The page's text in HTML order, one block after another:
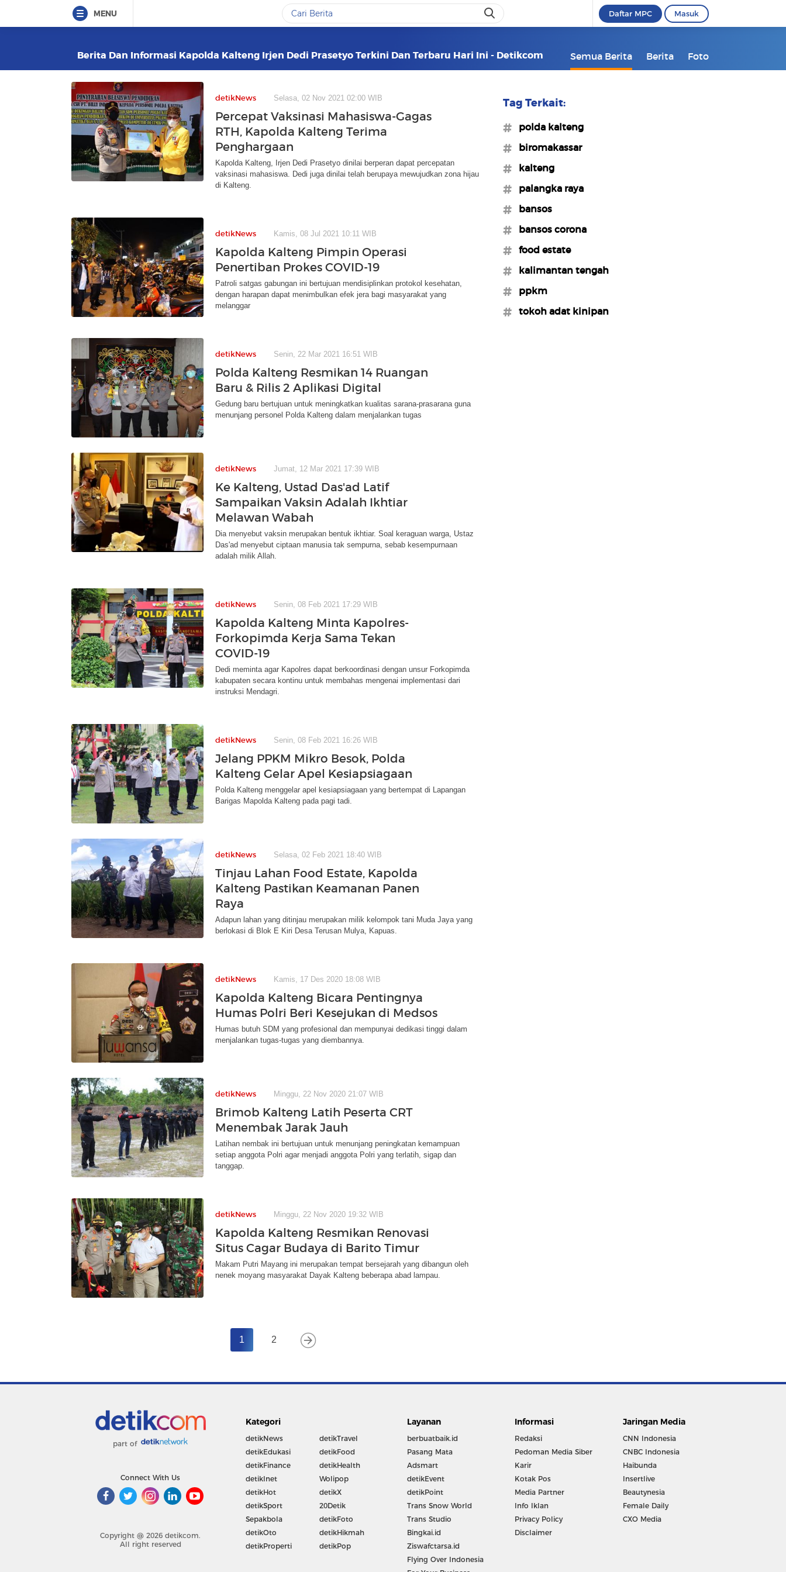
MENU Daftar MPC Masuk
Berita Dan Informasi Kapolda Kalteng Irjen Dedi Prasetyo Terkini Dan Terbaru Hari Ini - Detikcom Semua Berita Berita Foto
detikNews Selasa, 02 Nov 2021 02:00 WIB
Percepat Vaksinasi Mahasiswa-Gagas
RTH, Kapolda Kalteng Terima
Penghargaan
Kapolda Kalteng, Irjen Dedi Prasetyo dinilai berperan dapat percepatan
vaksinasi mahasiswa. Dedi juga dinilai telah berupaya mewujudkan zona hijau
di Kalteng.
detikNews Kamis, 08 Jul 2021 10:11 WIB
Kapolda Kalteng Pimpin Operasi
Penertiban Prokes COVID-19
Patroli satgas gabungan ini bertujuan mendisiplinkan protokol kesehatan,
dengan harapan dapat menimbulkan efek jera bagi masyarakat yang
melanggar
detikNews Senin, 22 Mar 2021 16:51 WIB
Polda Kalteng Resmikan 14 Ruangan
Baru & Rilis 2 Aplikasi Digital
Gedung baru bertujuan untuk meningkatkan kualitas sarana-prasarana guna
menunjang personel Polda Kalteng dalam menjalankan tugas
detikNews Jumat, 12 Mar 2021 17:39 WIB
Ke Kalteng, Ustad Das'ad Latif
Sampaikan Vaksin Adalah Ikhtiar
Melawan Wabah
Dia menyebut vaksin merupakan bentuk ikhtiar. Soal keraguan warga, Ustaz
Das'ad menyebut ciptaan manusia tak sempurna, sebab kesempurnaan
adalah milik Allah.
detikNews Senin, 08 Feb 2021 17:29 WIB
Kapolda Kalteng Minta Kapolres-
Forkopimda Kerja Sama Tekan
COVID-19
Dedi meminta agar Kapolres dapat berkoordinasi dengan unsur Forkopimda
kabupaten secara kontinu untuk membahas mengenai implementasi dari
instruksi Mendagri.
detikNews Senin, 08 Feb 2021 16:26 WIB
Jelang PPKM Mikro Besok, Polda
Kalteng Gelar Apel Kesiapsiagaan
Polda Kalteng menggelar apel kesiapsiagaan yang bertempat di Lapangan
Barigas Mapolda Kalteng pada pagi tadi.
detikNews Selasa, 02 Feb 2021 18:40 WIB
Tinjau Lahan Food Estate, Kapolda
Kalteng Pastikan Keamanan Panen
Raya
Adapun lahan yang ditinjau merupakan milik kelompok tani Muda Jaya yang
berlokasi di Blok E Kiri Desa Terusan Mulya, Kapuas.
detikNews Kamis, 17 Des 2020 18:08 WIB
Kapolda Kalteng Bicara Pentingnya
Humas Polri Beri Kesejukan di Medsos
Humas butuh SDM yang profesional dan mempunyai dedikasi tinggi dalam
menjalankan tugas-tugas yang diembannya.
detikNews Minggu, 22 Nov 2020 21:07 WIB
Brimob Kalteng Latih Peserta CRT
Menembak Jarak Jauh
Latihan nembak ini bertujuan untuk menunjang peningkatan kemampuan
setiap anggota Polri agar menjadi anggota Polri yang terlatih, sigap dan
tanggap.
detikNews Minggu, 22 Nov 2020 19:32 WIB
Kapolda Kalteng Resmikan Renovasi
Situs Cagar Budaya di Barito Timur
Makam Putri Mayang ini merupakan tempat bersejarah yang dibangun oleh
nenek moyang masyarakat Dayak Kalteng beberapa abad lampau.
1 2
Tag Terkait:
#polda kalteng
#biromakassar
#kalteng
#palangka raya
#bansos
#bansos corona
#food estate
#kalimantan tengah
#ppkm
#tokoh adat kinipan
part of
Connect With Us
Copyright @ 2026 detikcom.
All right reserved
Kategori
detikNews
detikEdukasi
detikFinance
detikInet
detikHot
detikSport
Sepakbola
detikOto
detikProperti
detikTravel
detikFood
detikHealth
Wolipop
detikX
20Detik
detikFoto
detikHikmah
detikPop
Layanan
berbuatbaik.id
Pasang Mata
Adsmart
detikEvent
detikPoint
Trans Snow World
Trans Studio
Bingkai.id
Ziswafctarsa.id
Flying Over Indonesia
Informasi
Redaksi
Pedoman Media Siber
Karir
Kotak Pos
Media Partner
Info Iklan
Privacy Policy
Disclaimer
Jaringan Media
CNN Indonesia
CNBC Indonesia
Haibunda
Insertlive
Beautynesia
Female Daily
CXO Media